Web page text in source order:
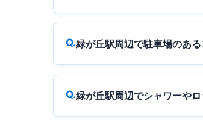
緑が丘駅周辺で駐車場のあ
緑が丘駅周辺でシャワーや